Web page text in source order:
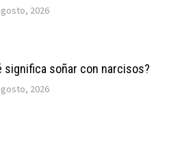
2026
significa soñar con narcisos?
2026